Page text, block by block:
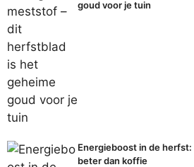
goud voor je tuin
Energieboost in de
beter dan koffie